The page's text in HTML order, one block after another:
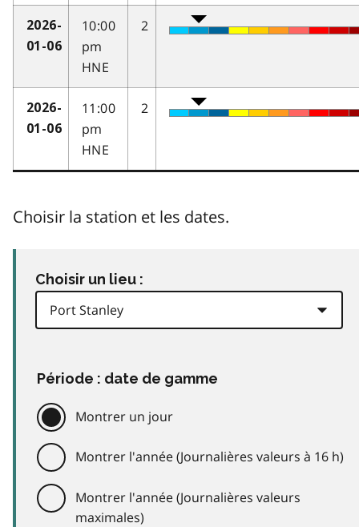
2026-
01-06
10:00
pm
HNE
2
2026-
01-06
11:00
pm
HNE
2
Choisir la station et les dates.
Choisir un lieu :
Période : date de gamme
Montrer un jour
Montrer l'année (Journalières valeurs à 16 h)
Montrer l'année (Journalières valeurs
maximales)